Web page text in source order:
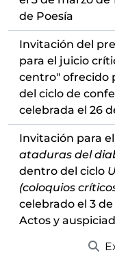
de Poesía
Invitación del
para el juicio
centro" ofrecido
del ciclo de
celebrada el 26
Invitación para
ataduras del
dentro del ciclo
(coloquios
celebrado el 3
Actos y